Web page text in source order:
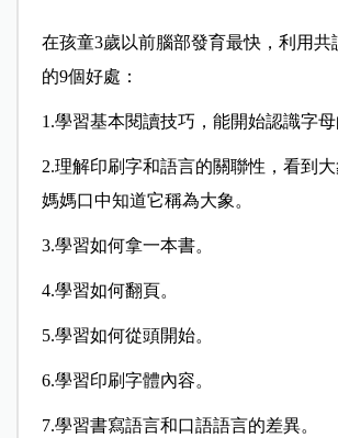
在孩童3歲以前腦部發育最快，利用共
的9個好處：
1.學習基本閱讀技巧，能開始認識字母
2.理解印刷字和語言的關聯性，看到
媽媽口中知道它稱為大象。
3.學習如何拿一本書。
4.學習如何翻頁。
5.學習如何從頭開始。
6.學習印刷字體內容。
7.學習書寫語言和口語語言的差異。